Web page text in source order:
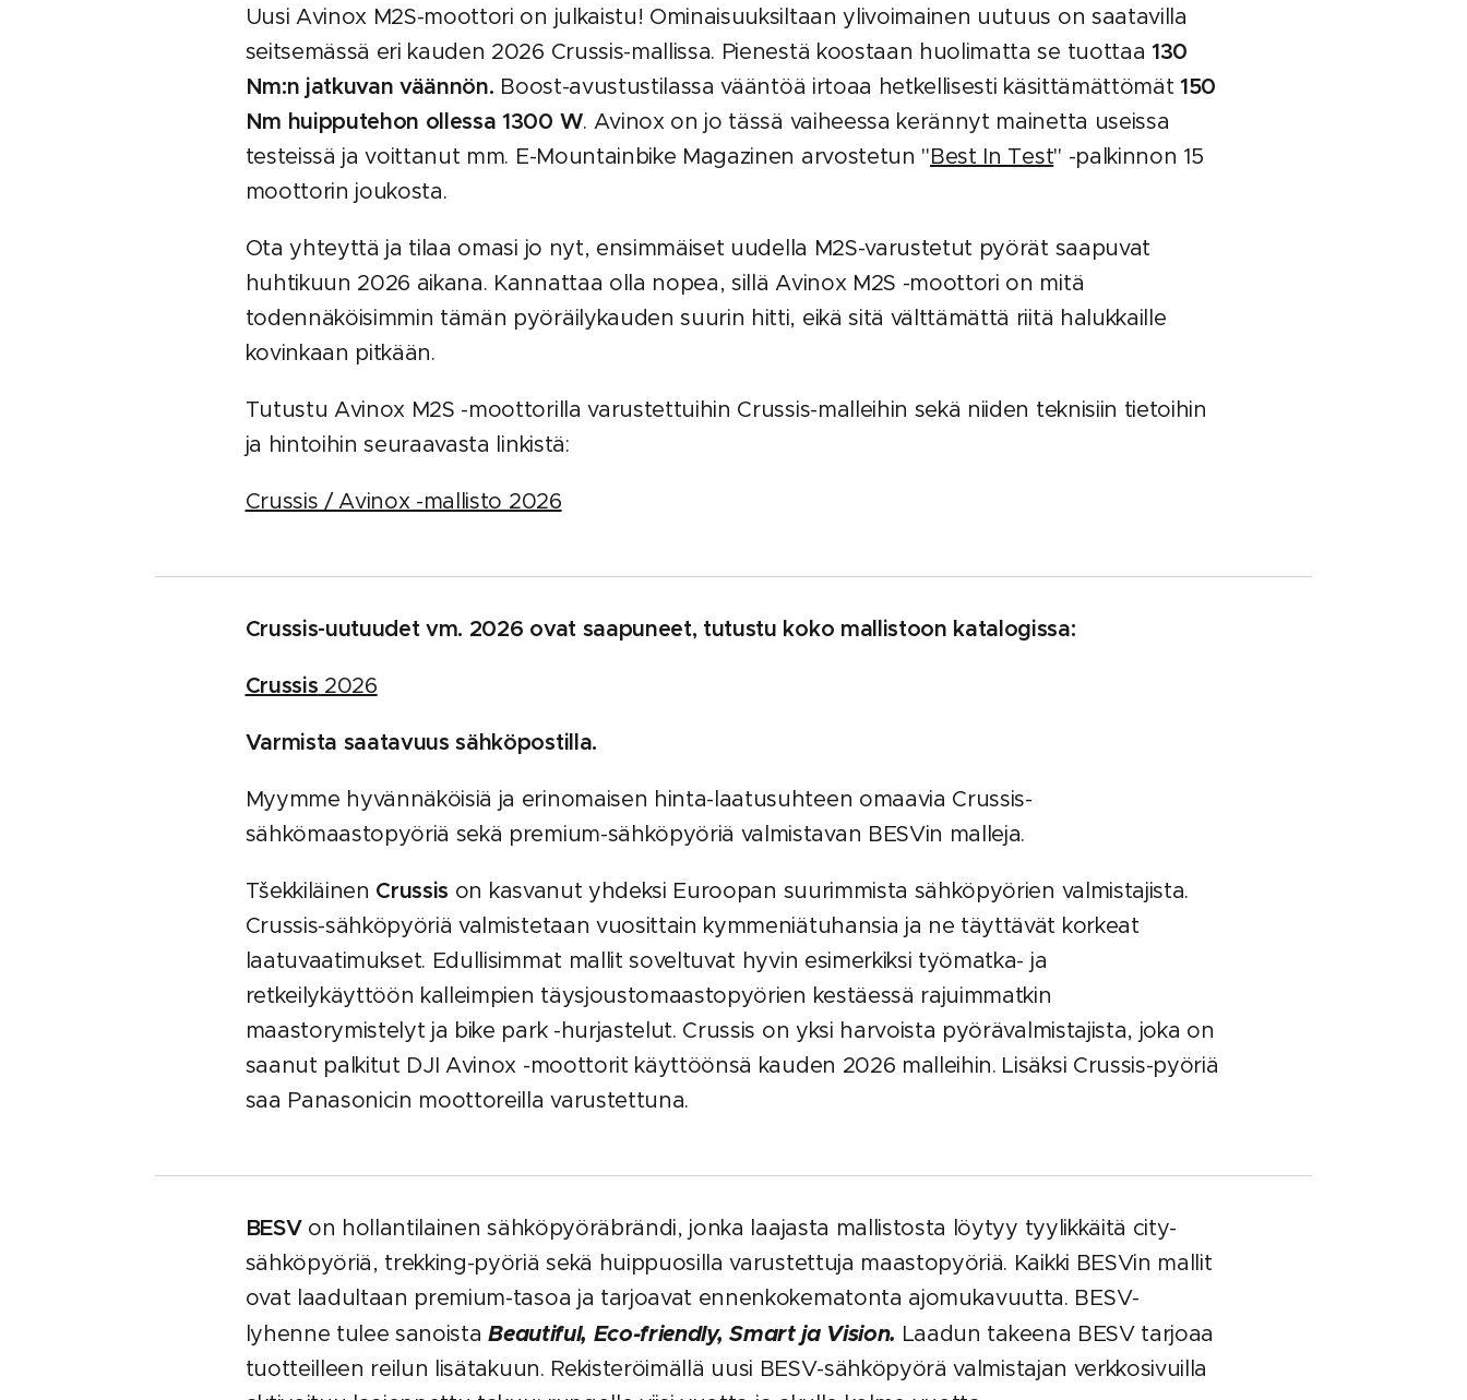
Uusi Avinox M2S-moottori on julkaistu! Ominaisuuksiltaan ylivoimainen uutuus on saatavilla
seitsemässä eri kauden 2026 Crussis-mallissa. Pienestä koostaan huolimatta se tuottaa 130
Nm:n jatkuvan väännön. Boost-avustustilassa vääntöä irtoaa hetkellisesti käsittämättömät150
Nm huipputehon ollessa 1300 W. Avinox on jo tässä vaiheessa kerännyt mainetta useissa
testeissä ja voittanut mm. E-Mountainbike Magazinen arvostetun "Best In Test" -palkinnon 15
moottorin joukosta.
Ota yhteyttä ja tilaa omasi jo nyt, ensimmäiset uudella M2S-varustetut pyörät saapuvat
huhtikuun 2026 aikana. Kannattaa olla nopea, sillä Avinox M2S -moottori on mitä
todennäköisimmin tämän pyöräilykauden suurin hitti, eikä sitä välttämättä riitä halukkaille
kovinkaan pitkään.
Tutustu Avinox M2S -moottorilla varustettuihin Crussis-malleihin sekä niiden teknisiin tietoihin
ja hintoihin seuraavasta linkistä:
Crussis / Avinox -mallisto 2026
Crussis-uutuudet vm. 2026 ovat saapuneet, tutustu koko mallistoon katalogissa:
Crussis 2026
Varmista saatavuus sähköpostilla.
Myymme hyvännäköisiä ja erinomaisen hinta-laatusuhteen omaavia Crussis-
sähkömaastopyöriä sekä premium-sähköpyöriä valmistavan BESVin malleja.
Tšekkiläinen Crussis on kasvanut yhdeksi Euroopan suurimmista sähköpyörien valmistajista.
Crussis-sähköpyöriä valmistetaan vuosittain kymmeniätuhansia ja ne täyttävät korkeat
laatuvaatimukset. Edullisimmat mallit soveltuvat hyvin esimerkiksi työmatka- ja
retkeilykäyttöön kalleimpien täysjoustomaastopyörien kestäessä rajuimmatkin
maastorymistelyt ja bike park -hurjastelut. Crussis on yksi harvoista pyörävalmistajista, joka on
saanut palkitut DJI Avinox -moottorit käyttöönsä kauden 2026 malleihin. Lisäksi Crussis-pyöriä
saa Panasonicin moottoreilla varustettuna.
BESVon hollantilainen sähköpyöräbrändi, jonka laajasta mallistosta löytyy tyylikkäitä city-
sähköpyöriä, trekking-pyöriä sekä huippuosilla varustettuja maastopyöriä. Kaikki BESVin mallit
ovat laadultaan premium-tasoa ja tarjoavat ennenkokematonta ajomukavuutta. BESV-
lyhenne tulee sanoistaBeautiful, Eco-friendly, Smart ja Vision. Laadun takeena BESV tarjoaa
tuotteilleen reilun lisätakuun. Rekisteröimällä uusi BESV-sähköpyörä valmistajan verkkosivuilla